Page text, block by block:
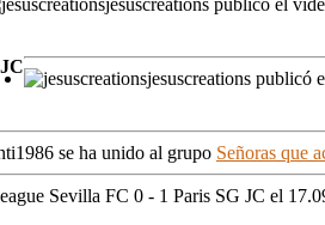
jesuscreations publicó el
jesuscreations publicó
se ha unido al grupo Señoras que
Sevilla FC 0 - 1 Paris SG JC el